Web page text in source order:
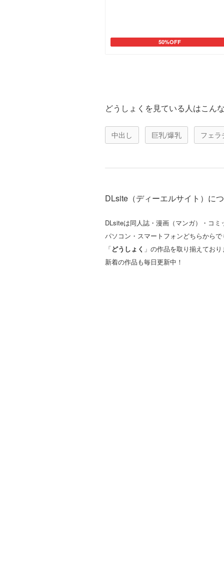
50%OFF
カートに追加
どうしょくを見ている人はこん
中出し 巨乳/爆乳 フェラ
DLsite（ディーエルサイト）に
DLsiteは同人誌・漫画（マンガ）・コ
パソコン・スマートフォンどちらから
「どうしょく 」の作品を取り揃えてお
新着の作品も毎日更新中！